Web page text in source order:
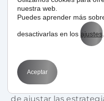
correr. Los cambios
tendencias del
los usuarios varían a
para mejorar el ROI
digital debe ser
de ajustar las
nuestra web.
Puedes aprender más
desactivarlas en los ajustes
Aceptar